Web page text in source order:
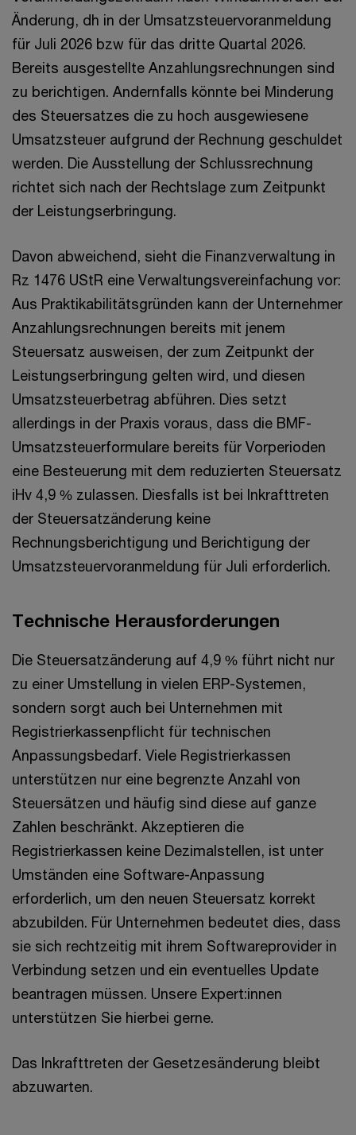
Änderung, dh in der Umsatzsteuervoranmeldung
für Juli 2026 bzw für das dritte Quartal 2026.
Bereits ausgestellte Anzahlungsrechnungen sind
zu berichtigen. Andernfalls könnte bei Minderung
des Steuersatzes die zu hoch ausgewiesene
Umsatzsteuer aufgrund der Rechnung geschuldet
werden. Die Ausstellung der Schlussrechnung
richtet sich nach der Rechtslage zum Zeitpunkt
der Leistungserbringung.
Davon abweichend, sieht die Finanzverwaltung in
Rz 1476 UStR eine Verwaltungsvereinfachung vor:
Aus Praktikabilitätsgründen kann der Unternehmer
Anzahlungsrechnungen bereits mit jenem
Steuersatz ausweisen, der zum Zeitpunkt der
Leistungserbringung gelten wird, und diesen
Umsatzsteuerbetrag abführen. Dies setzt
allerdings in der Praxis voraus, dass die BMF-
Umsatzsteuerformulare bereits für Vorperioden
eine Besteuerung mit dem reduzierten Steuersatz
iHv 4,9 % zulassen. Diesfalls ist bei Inkrafttreten
der Steuersatzänderung keine
Rechnungsberichtigung und Berichtigung der
Umsatzsteuervoranmeldung für Juli erforderlich.
Technische Herausforderungen
Die Steuersatzänderung auf 4,9 % führt nicht nur
zu einer Umstellung in vielen ERP-Systemen,
sondern sorgt auch bei Unternehmen mit
Registrierkassenpflicht für technischen
Anpassungsbedarf. Viele Registrierkassen
unterstützen nur eine begrenzte Anzahl von
Steuersätzen und häufig sind diese auf ganze
Zahlen beschränkt. Akzeptieren die
Registrierkassen keine Dezimalstellen, ist unter
Umständen eine Software-Anpassung
erforderlich, um den neuen Steuersatz korrekt
abzubilden. Für Unternehmen bedeutet dies, dass
sie sich rechtzeitig mit ihrem Softwareprovider in
Verbindung setzen und ein eventuelles Update
beantragen müssen. Unsere Expert:innen
unterstützen Sie hierbei gerne.
Das Inkrafttreten der Gesetzesänderung bleibt
abzuwarten.